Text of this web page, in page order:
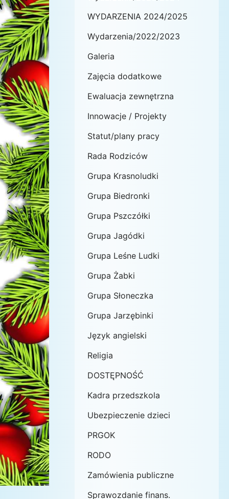
WYDARZENIA 2024/2025
Wydarzenia/2022/2023
Galeria
Zajęcia dodatkowe
Ewaluacja zewnętrzna
Innowacje / Projekty
Statut/plany pracy
Rada Rodziców
Grupa Krasnoludki
Grupa Biedronki
Grupa Pszczółki
Grupa Jagódki
Grupa Leśne Ludki
Grupa Żabki
Grupa Słoneczka
Grupa Jarzębinki
Język angielski
Religia
DOSTĘPNOŚĆ
Kadra przedszkola
Ubezpieczenie dzieci
PRGOK
RODO
Zamówienia publiczne
Sprawozdanie finans.